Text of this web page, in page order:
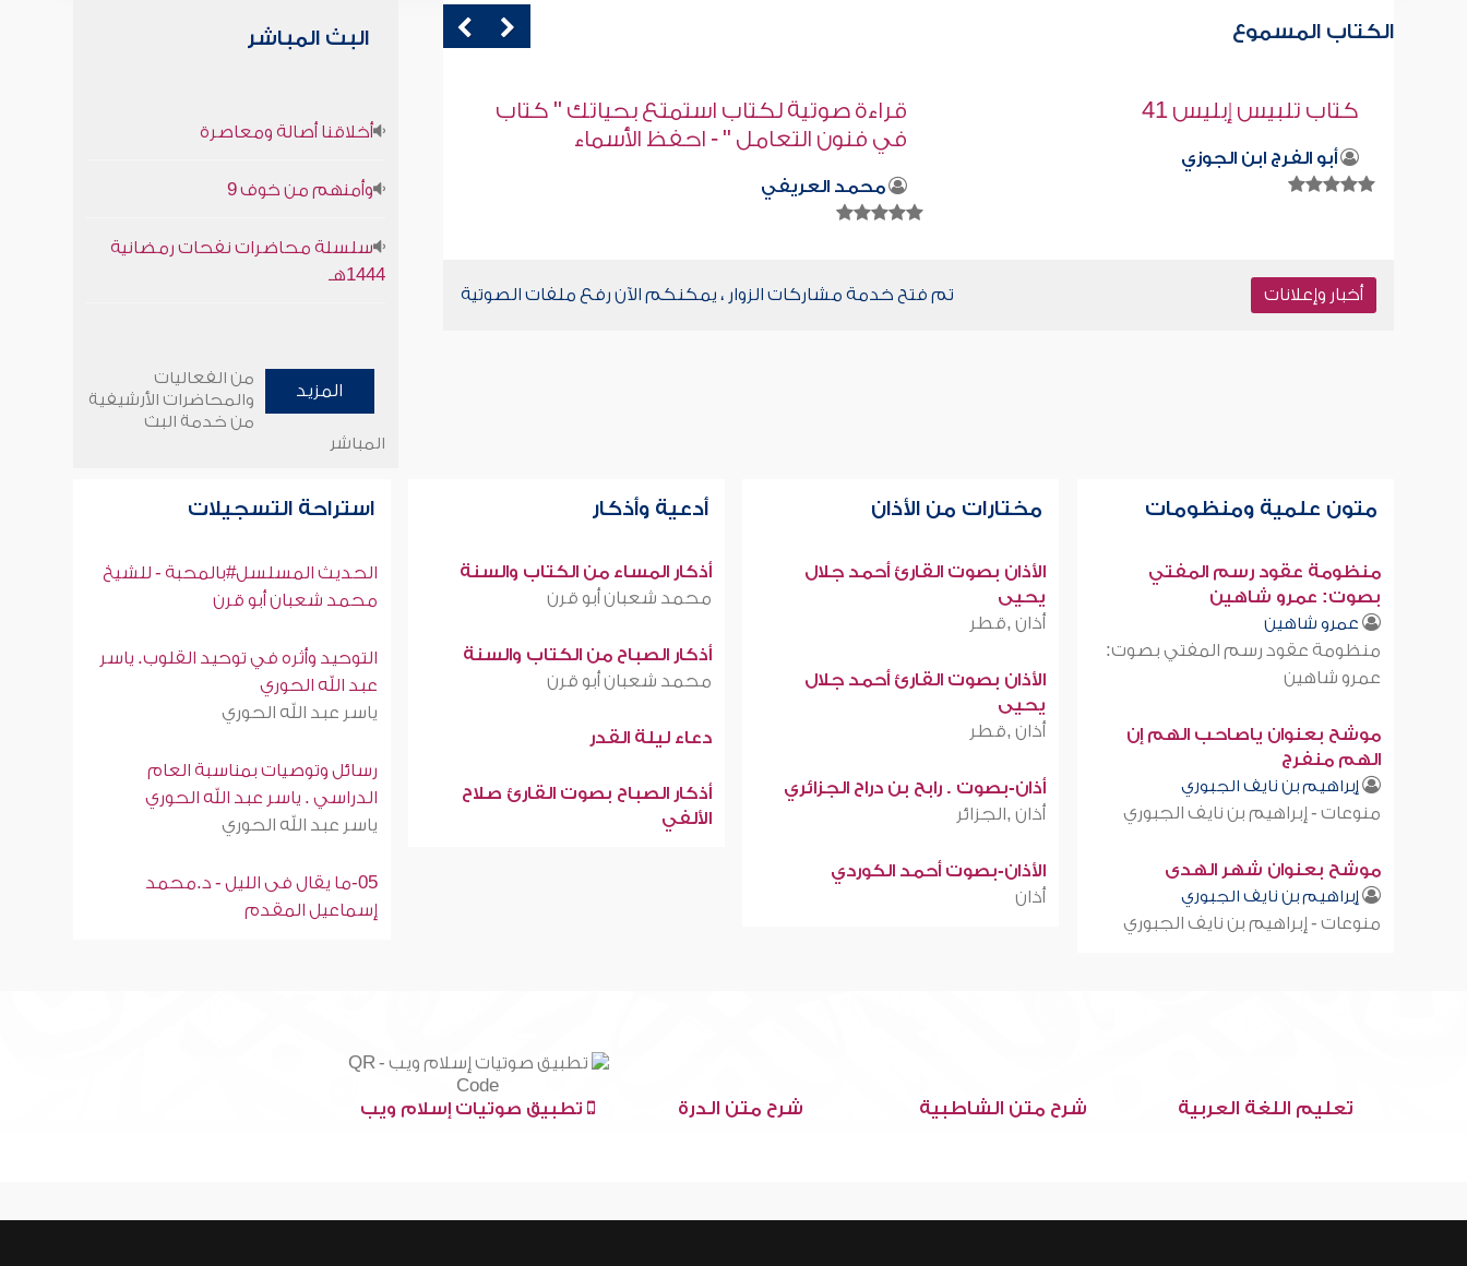
الكتاب المسموع
قراءة صوتية لكتاب استمتع بحياتك " كتاب
محمد العريفي
قراءة صوتية لكتاب استمتع بحياتك " كتاب
في فنون التعامل - اللسان ملك
محمد العريفي
أخبار وإعلانات تم فتح خدمة مشاركات الزوار ، يمكنكم الآن رفع ملفات الصوتية
البث المباشر
أخلاقنا أصالة ومعاصرة
وأمنهم من خوف 9
سلسلة محاضرات نفحات رمضانية
1444هـ
المزيد
من الفعاليات
والمحاضرات الأرشيفية
من خدمة البث
المباشر
متون علمية ومنظومات
منظومة عقود رسم المفتي
بصوت: عمرو شاهين
عمرو شاهين
منظومة عقود رسم المفتي بصوت:
عمرو شاهين
موشح بعنوان ياصاحب الهم إن
الهم منفرج
إبراهيم بن نايف الجبوري
منوعات - إبراهيم بن نايف الجبوري
موشح بعنوان شهر الهدى
إبراهيم بن نايف الجبوري
منوعات - إبراهيم بن نايف الجبوري
مختارات من الأذان
الأذان بصوت القارئ أحمد جلال
يحيى
أذان ,قطر
الأذان بصوت القارئ أحمد جلال
يحيى
أذان ,قطر
أذان-بصوت . رابح بن دراح الجزائري
أذان ,الجزائر
الأذان-بصوت أحمد الكوردي
أذان
أدعية وأذكار
أذكار المساء من الكتاب والسنة
محمد شعبان أبو قرن
أذكار الصباح من الكتاب والسنة
محمد شعبان أبو قرن
دعاء ليلة القدر
أذكار الصباح بصوت القارئ صلاح
الألفي
استراحة التسجيلات
الحديث المسلسل#بالمحبة - للشيخ
محمد شعبان أبو قرن
التوحيد وأثره في توحيد القلوب. ياسر
عبد الله الحوري
ياسر عبد الله الحوري
رسائل وتوصيات بمناسبة العام
الدراسي . ياسر عبد الله الحوري
ياسر عبد الله الحوري
05-ما يقال فى الليل - د.محمد
إسماعيل المقدم
تعليم اللغة العربية شرح متن الشاطبية شرح متن الدرة تطبيق صوتيات إسلام ويب